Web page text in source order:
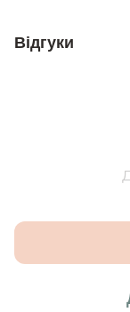
Відгуки